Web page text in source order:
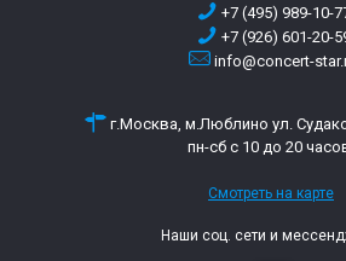
+7 (495) 989-10-
+7 (926) 601-20-
info@concert-
г.Москва, м.Люблино ул.
пн-сб с 10 до 20
Смотреть на карте
Наши соц. сети и